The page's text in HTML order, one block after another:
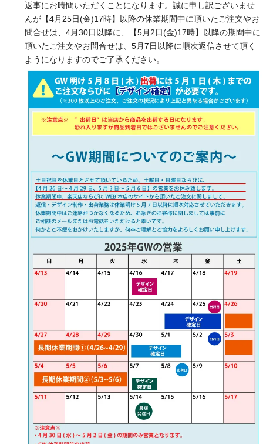
返事にお時間いただくことになります。誠に申し訳ございませ
んが【4月25日(金)17時】以降の休業期間中に頂いたご注文やお
問合せは、4月30日以降に、【5月2日(金)17時】以降の期間中に
頂いたご注文やお問合せは、5月7日以降に順次返信させて頂く
ようになりますのでご了承ください。